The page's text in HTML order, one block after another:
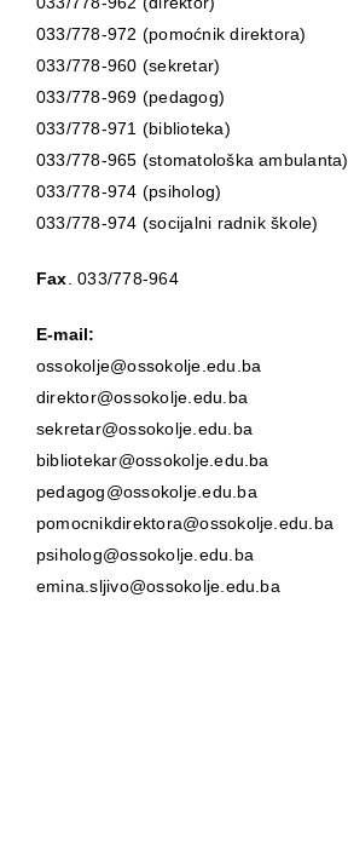
033/778-972 (pomoćnik direktora)
033/778-960 (sekretar)
033/778-969 (pedagog)
033/778-971 (biblioteka)
033/778-965 (stomatološka ambulanta)
033/778-974 (psiholog)
033/778-974 (socijalni radnik škole)
Fax . 033/778-964
E-mail:
ossokolje@ossokolje.edu.ba
direktor@ossokolje.edu.ba
sekretar@ossokolje.edu.ba
bibliotekar@ossokolje.edu.ba
pedagog@ossokolje.edu.ba
pomocnikdirektora@ossokolje.edu.ba
psiholog@ossokolje.edu.ba
emina.sljivo@ossokolje.edu.ba